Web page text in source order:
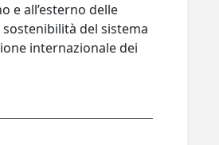
e all’esterno delle
del sistema
internazionale dei